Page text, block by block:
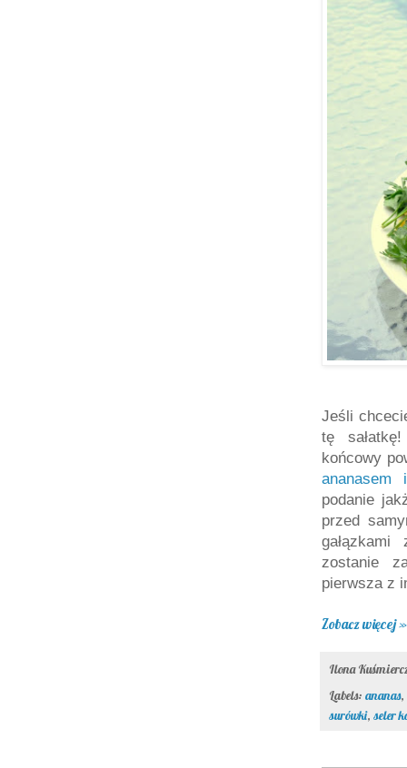
Jeśli
tę
końcowy
ananasem
podanie
przed
zostanie
pierwsza z
Zobacz więcej »
Ilona
Labels: ananas,
surówki, seler